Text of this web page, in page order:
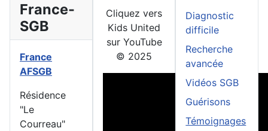
France-
SGB
France
AFSGB
Résidence
"Le
Courreau"
Cliquez vers
Kids United
sur YouTube
© 2025
Diagnostic
difficile
Recherche
avancée
Vidéos SGB
Guérisons
Témoignages